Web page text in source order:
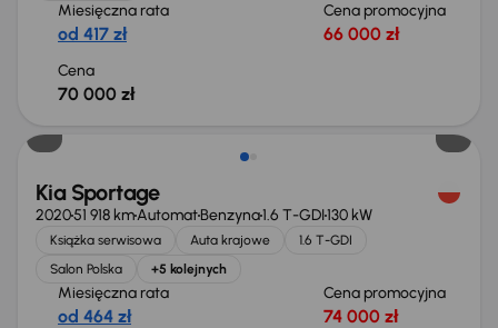
Miesięczna rata
od 417 zł
Cena promocyjna
66 000 zł
Cena
70 000 zł
Kia Sportage
202051 918 kmAutomatBenzyna1.6 T-GDI130 kW
Książka serwisowa Auta krajowe
1.6 T-GDI
Salon Polska
+5 kolejnych
Miesięczna rata
od 464 zł
Cena promocyjna
74 000 zł